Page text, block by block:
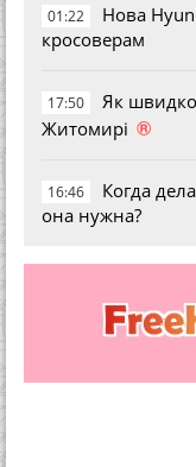
01:22
Нова
кросоверам
17:50
Як швидко
Житомирі ®
16:46
Когда
она нужна?